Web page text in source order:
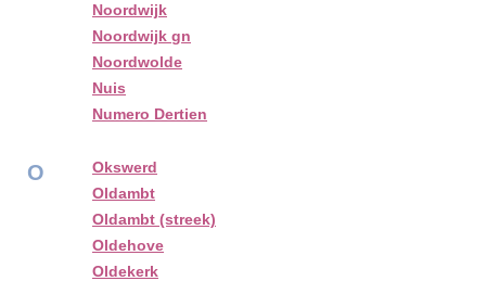
Noordwijk
Noordwijk gn
Noordwolde
Nuis
Numero Dertien
O
Okswerd
Oldambt
Oldambt (streek)
Oldehove
Oldekerk